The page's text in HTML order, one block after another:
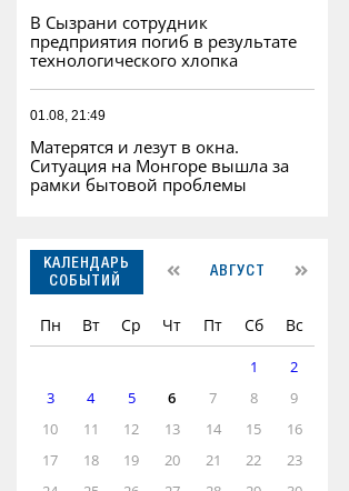
В Сызрани сотрудник
предприятия погиб в результате
технологического хлопка
01.08, 21:49
Матерятся и лезут в окна.
Ситуация на Монгоре вышла за
рамки бытовой проблемы
КАЛЕНДАРЬ
СОБЫТИЙ
АВГУСТ
Пн Вт Ср Чт Пт Сб Вс
1
2
3
4 5 6 7 8
9
10
11 12 13 14 15
16
17
18 19 20 21 22
23